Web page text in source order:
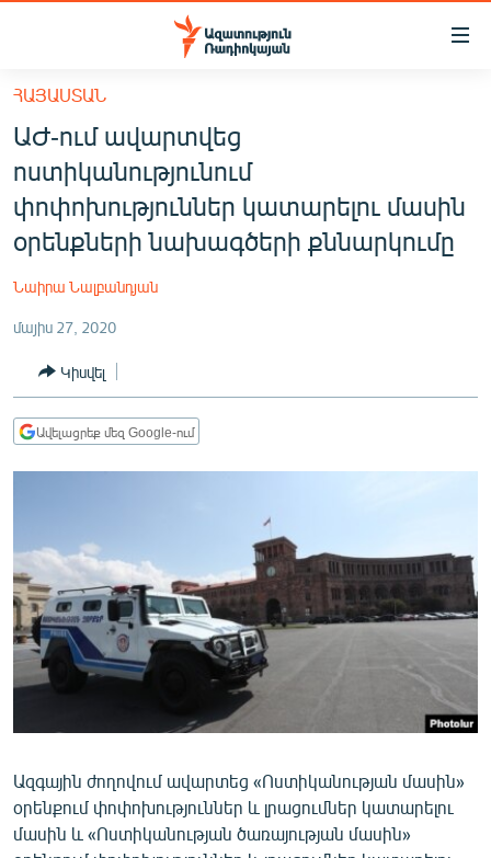
Մատչելիության
հիմնական
բովանդակությանը
հիմնական
մենյուին
Որոնում
ՔԱՂԱՔԱԿԱՆ
ԸՆՏՐՈՒԹՅՈՒՆՆԵՐ 2026
ՊԱՏԵՐԱԶՄԻ 6 ՇԱԲԱԹՆԵՐԸ
ՏԱՐԱԾԱՇՐՋԱՆ
ՄՇԱԿՈՒՅԹ
ՍՊՈՐՏ
ՄԵԿՆԱԲԱՆՈՒԹՅՈՒՆ
ՏՏ ԵՒ ԻՆՏԵՐՆԵՏ
ՏԵՍԱՆՅՈՒԹԵՐ
ԲԱՆԱՎԵՃ
ՀԱՅԱՍՏԱՆ
ԱԺ-ում ավարտվեց
ոստիկանությունում
փոփոխություններ կատարելու մասին
օրենքների նախագծերի քննարկումը
Նաիրա Նալբանդյան
մայիս 27, 2020
Կիսվել
Ավելացրեք մեզ Google-ում
Ազգային ժողովում ավարտեց «Ոստիկանության մասին»
օրենքում փոփոխություններ և լրացումներ կատարելու
մասին և «Ոստիկանության ծառայության մասին»